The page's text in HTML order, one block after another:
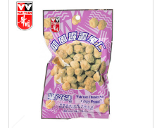
Related
Products